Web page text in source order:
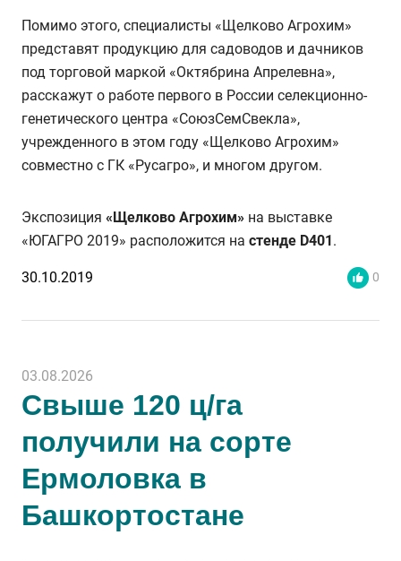
Помимо этого, специалисты «Щелково Агрохим»
представят продукцию для садоводов и дачников
под торговой маркой «Октябрина Апрелевна»,
расскажут о работе первого в России селекционно-
генетического центра «СоюзСемСвекла»,
учрежденного в этом году «Щелково Агрохим»
совместно с ГК «Русагро», и многом другом.
Экспозиция «Щелково Агрохим» на выставке
«ЮГАГРО 2019» расположится на стенде D401.
30.10.2019 0
03.08.2026
Свыше 120 ц/га
получили на сорте
Ермоловка в
Башкортостане